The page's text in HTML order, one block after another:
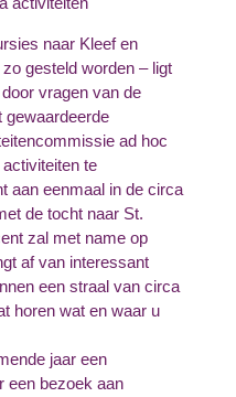
naar Kleef en
gesteld worden – ligt
vragen van de
gewaardeerde
ad hoc
te
aan eenmaal in de circa
de tocht naar St.
zal met name op
af van interessant
een straal van circa
horen wat en waar u
jaar een
een bezoek aan